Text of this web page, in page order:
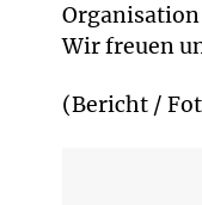
Wir freuen
(Bericht /